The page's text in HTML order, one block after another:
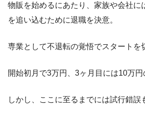
物販を始めるにあたり、家族や会社に
を追い込むために退職を決意。
専業として不退転の覚悟でスタートを
開始初月で3万円、3ヶ月目には10万円
しかし、ここに至るまでには試行錯誤